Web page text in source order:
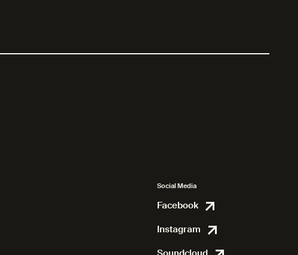
Social Media
Facebook
Instagram